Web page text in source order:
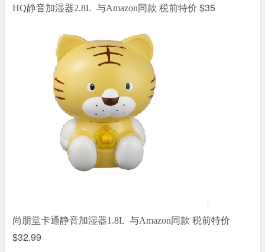
HQ静音加湿器2.8L 与Amazon同款 税前特价 $35
尚朋堂卡通静音加湿器1.8L 与Amazon同款 税前特价
$32.99